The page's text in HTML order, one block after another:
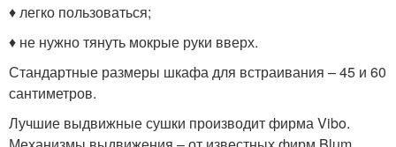
♦️ легко пользоваться;
♦️ не нужно тянуть мокрые руки вверх.
Стандартные размеры шкафа для встраивания – 45 и 60
сантиметров.
Лучшие выдвижные сушки производит фирма Vibo.